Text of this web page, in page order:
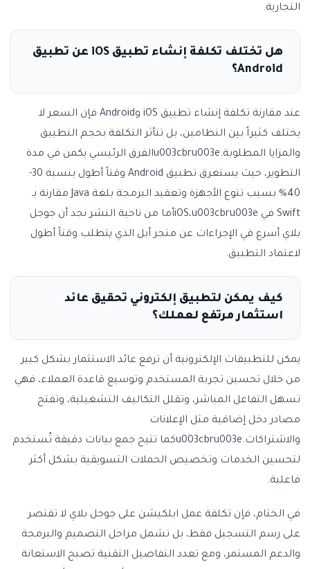
التجارية.
هل تختلف تكلفة إنشاء تطبيق iOS عن تطبيق
Android؟
عند مقارنة تكلفة إنشاء تطبيق iOS وAndroid فإن السعر لا
يختلف كثيراً بين النظامين، بل تتأثر التكلفة بحجم التطبيق
والمزايا المطلوبة.u003cbru003eالفرق الرئيسي يكمن في مدة
التطوير، حيث يستغرق تطبيق Android وقتاً أطول بنسبة 30-
40% بسبب تنوع الأجهزة وتعقيد البرمجة بلغة Java مقارنة بـ
Swift في iOS،u003cbru003eأما من ناحية النشر نجد أن جوجل
بلاي أسرع في الإجراءات عن متجر أبل الذي يتطلب وقتاً أطول
لاعتماد التطبيق.
كيف يمكن لتطبيق إلكتروني تحقيق عائد
استثمار مرتفع لعملك؟
يمكن للتطبيقات الإلكترونية أن ترفع عائد الاستثمار بشكل كبير
من خلال تحسين تجربة المستخدم وتوسيع قاعدة العملاء، فهي
تسهل التفاعل المباشر، وتقلل التكاليف التشغيلية، وتفتح
مصادر دخل إضافية مثل الإعلانات
والاشتراكات.u003cbru003eكما تتيح جمع بيانات دقيقة تُستخدم
لتحسين الخدمات وتخصيص الحملات التسويقية بشكل أكثر
فاعلية.
في الختام، فإن تكلفة عمل ابلكيشن على جوجل بلاي لا تقتصر
على رسم التسجيل فقط، بل تشمل مراحل التصميم والبرمجة
والدعم المستمر، ومع تعدد التفاصيل التقنية تصبح الاستعانة